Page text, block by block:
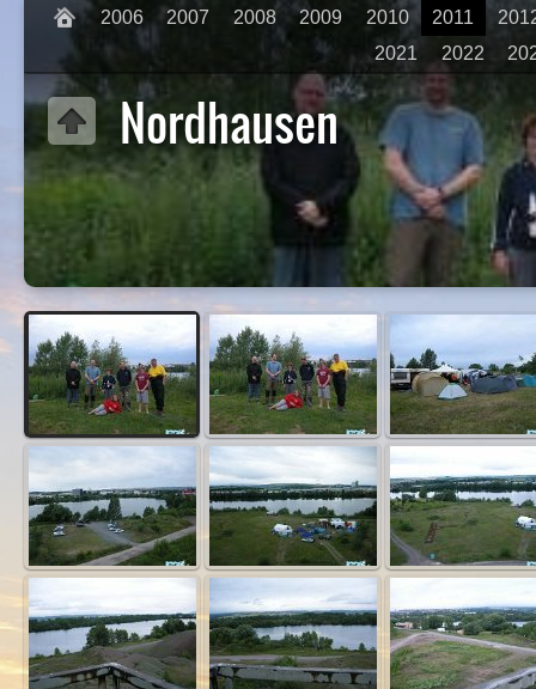
2006 2007 2008 2009 2010 2011
2021
2022
Nordhausen